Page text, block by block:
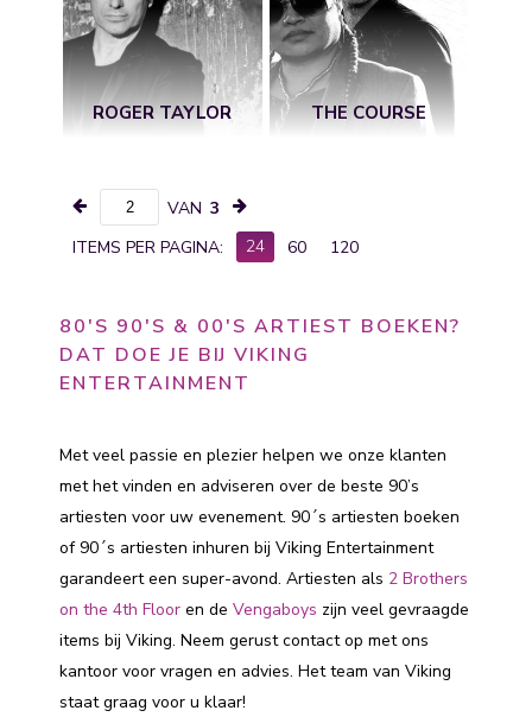
ROGER TAYLOR THE COURSE
VAN 3
ITEMS PER PAGINA:
24 60 120
80'S 90'S & 00'S ARTIEST BOEKEN?
DAT DOE JE BIJ VIKING
ENTERTAINMENT
Met veel passie en plezier helpen we onze klanten
met het vinden en adviseren over de beste 90’s
artiesten voor uw evenement. 90´s artiesten boeken
of 90´s artiesten inhuren bij Viking Entertainment
garandeert een super-avond. Artiesten als 2 Brothers
on the 4th Floor en de Vengaboys zijn veel gevraagde
items bij Viking. Neem gerust contact op met ons
kantoor voor vragen en advies. Het team van Viking
staat graag voor u klaar!